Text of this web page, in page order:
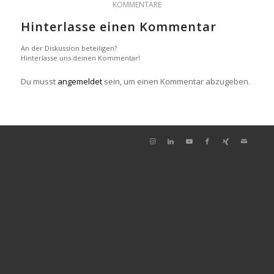
KOMMENTARE
Hinterlasse einen Kommentar
An der Diskussion beteiligen?
Hinterlasse uns deinen Kommentar!
Du musst angemeldetsein, um einen Kommentar abzugeben.